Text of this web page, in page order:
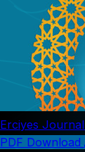
Erciyes
PDF Download